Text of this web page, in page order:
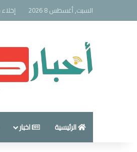
السبت, أغسطس 8 2026
الرئيسية اخبار